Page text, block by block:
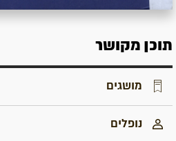
תוכן מקושר
מושגים
נופלים